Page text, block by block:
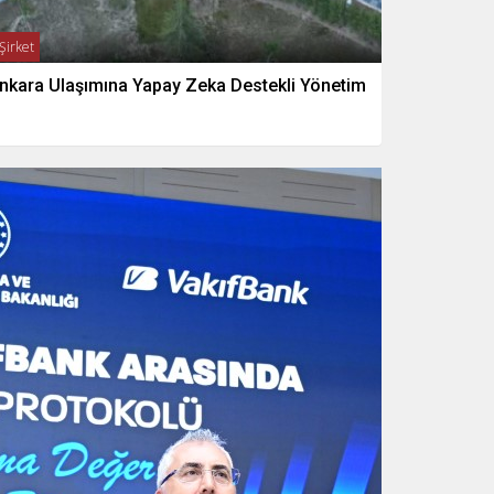
Şirket
Ulaşımına Yapay Zeka Destekli Yönetim